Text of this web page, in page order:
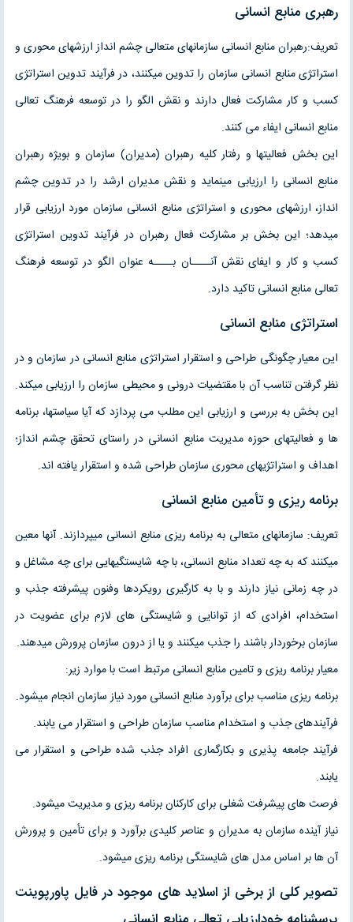
رهبری منابع انسانی
تعریف:رهبران منابع انسانی سازمانهای متعالی چشم انداز ارزشهای محوری و
استراتژی منابع انسانی سازمان را تدوین میکنند، در فرآیند تدوین استراتژی
کسب و کار مشارکت فعال دارند و نقش الگو را در توسعه فرهنگ تعالی
منابع انسانی ایفاء می کنند.
این بخش فعالیتها و رفتار کلیه رهبران (مدیران) سازمان و بویژه رهبران
منابع انسانی را ارزیابی مینماید و نقش مدیران ارشد را در تدوین چشم
انداز، ارزشهای محوری و استراتژی منابع انسانی سازمان مورد ارزیابی قرار
میدهد؛ این بخش بر مشارکت فعال رهبران در فرآیند تدوین استراتژی
کسب و کار و ایفای نقش آنــــان بــــه عنوان الگو در توسعه فرهنگ
تعالی منابع انسانی تاکید دارد.
استراتژی منابع انسانی
این معیار چگونگی طراحی و استقرار استراتژی منابع انسانی در سازمان و در
نظر گرفتن تناسب آن با مقتضیات درونی و محیطی سازمان را ارزیابی میکند.
این بخش به بررسی و ارزیابی این مطلب می پردازد که آیا سیاستها، برنامه
ها و فعالیتهای حوزه مدیریت منابع انسانی در راستای تحقق چشم انداز؛
اهداف و استراتژیهای محوری سازمان طراحی شده و استقرار یافته اند.
برنامه ریزی و تأمین منابع انسانی
تعریف: سازمانهای متعالی به برنامه ریزی منابع انسانی میپردازند. آنها معین
میکنند که به چه تعداد منابع انسانی، با چه شایستگیهایی برای چه مشاغل و
در چه زمانی نیاز دارند و با به کارگیری رویکردها وفنون پیشرفته جذب و
استخدام، افرادی که از توانایی و شایستگی های لازم برای عضویت در
سازمان برخوردار باشند را جذب میکنند و یا از درون سازمان پرورش میدهند.
معیار برنامه ریزی و تامین منابع انسانی مرتبط است با موارد زیر:
برنامه ریزی مناسب برای برآورد منابع انسانی مورد نیاز سازمان انجام میشود.
فرآیندهای جذب و استخدام مناسب سازمان طراحی و استقرار می یابند.
فرآیند جامعه پذیری و بکارگماری افراد جذب شده طراحی و استقرار می
یابند.
فرصت های پیشرفت شغلی برای کارکنان برنامه ریزی و مدیریت میشود.
نیاز آینده سازمان به مدیران و عناصر کلیدی برآورد و برای تأمین و پرورش
آن ها بر اساس مدل های شایستگی برنامه ریزی میشود.
تصویر کلی از برخی از اسلاید های موجود در فایل پاورپوینت